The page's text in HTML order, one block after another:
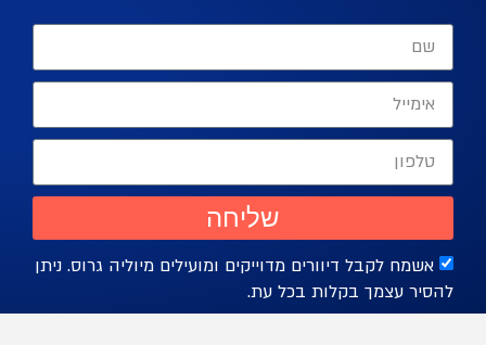
אשמח לקבל דיוורים מדוייקים ומועילים מיוליה גרוס. ניתן
עצמך בקלות בכל עת.
שליחה